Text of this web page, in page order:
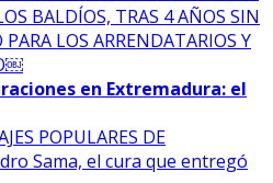
BALDÍOS, TRAS 4 AÑOS SIN
PARA LOS ARRENDATARIOS Y
en Extremadura: el
POPULARES DE
Sama, el cura que entregó